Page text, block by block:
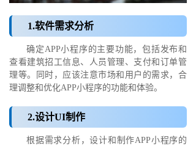
1.软件需求分析
确定APP小程序的主要功能，包括发布和
查看建筑招工信息、人员管理、支付和订单管
理等。同时，应该注意市场和用户的需求，合
理调整和优化APP小程序的功能和体验。
2.设计UI制作
根据需求分析，设计和制作APP小程序的